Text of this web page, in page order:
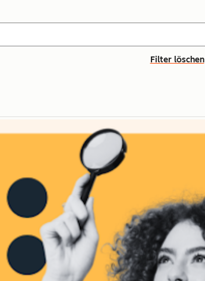
Filter löschen